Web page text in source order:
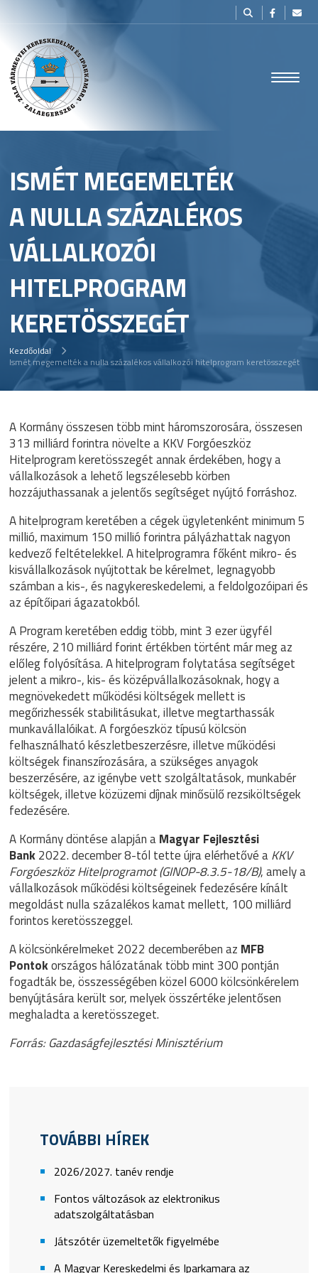
ISMÉT MEGEMELTÉK
A NULLA SZÁZALÉKOS
VÁLLALKOZÓI
HITELPROGRAM
KERETÖSSZEGÉT
Kezdőoldal
Ismét megemelték a nulla százalékos vállalkozói hitelprogram keretösszegét
A Kormány összesen több mint háromszorosára, összesen
313 milliárd forintra növelte a KKV Forgóeszköz
Hitelprogram keretösszegét annak érdekében, hogy a
vállalkozások a lehető legszélesebb körben
hozzájuthassanak a jelentős segítséget nyújtó forráshoz.
A hitelprogram keretében a cégek ügyletenként minimum 5
millió, maximum 150 millió forintra pályázhattak nagyon
kedvező feltételekkel. A hitelprogramra főként mikro- és
kisvállalkozások nyújtottak be kérelmet, legnagyobb
számban a kis-, és nagykereskedelemi, a feldolgozóipari és
az építőipari ágazatokból.
A Program keretében eddig több, mint 3 ezer ügyfél
részére, 210 milliárd forint értékben történt már meg az
előleg folyósítása. A hitelprogram folytatása segítséget
jelent a mikro-, kis- és középvállalkozásoknak, hogy a
megnövekedett működési költségek mellett is
megőrizhessék stabilitásukat, illetve megtarthassák
munkavállalóikat. A forgóeszköz típusú kölcsön
felhasználható készletbeszerzésre, illetve működési
költségek finanszírozására, a szükséges anyagok
beszerzésére, az igénybe vett szolgáltatások, munkabér
költségek, illetve közüzemi díjnak minősülő rezsiköltségek
fedezésére.
A Kormány döntése alapján aMagyar Fejlesztési
Bank2022. december 8-tól tette újra elérhetővé aKKV
Forgóeszköz Hitelprogramot (GINOP-8.3.5-18/B), amely a
vállalkozások működési költségeinek fedezésére kínált
megoldást nulla százalékos kamat mellett, 100 milliárd
forintos keretösszeggel.
A kölcsönkérelmeket 2022 decemberében az MFB
Pontokországos hálózatának több mint 300 pontján
fogadták be, összességében közel 6000 kölcsönkérelem
benyújtására került sor, melyek összértéke jelentősen
meghaladta a keretösszeget.
Forrás: Gazdaságfejlesztési Minisztérium
TOVÁBBI HÍREK
2026/2027. tanév rendje
Fontos változások az elektronikus
adatszolgáltatásban
Játszótér üzemeltetők figyelmébe
A Magyar Kereskedelmi és Iparkamara az